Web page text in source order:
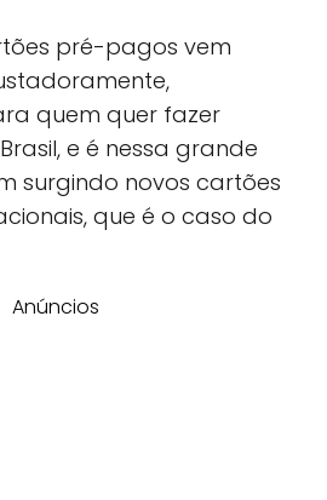
pré-pagos vem
quem quer fazer
e é nessa grande
surgindo novos cartões
que é o caso do
Anúncios